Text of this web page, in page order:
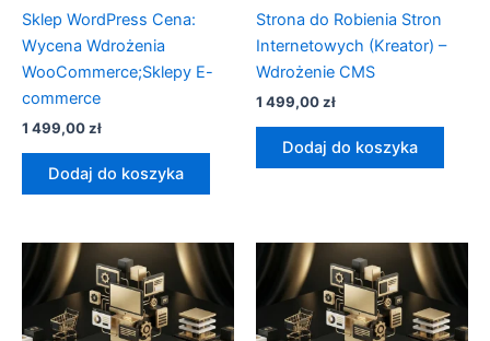
Sklep WordPress Cena:
Wycena Wdrożenia
WooCommerce;Sklepy E-
commerce
1 499,00zł
Dodaj do koszyka
Strona do Robienia Stron
Internetowych (Kreator) –
Wdrożenie CMS
1 499,00zł
Dodaj do koszyka